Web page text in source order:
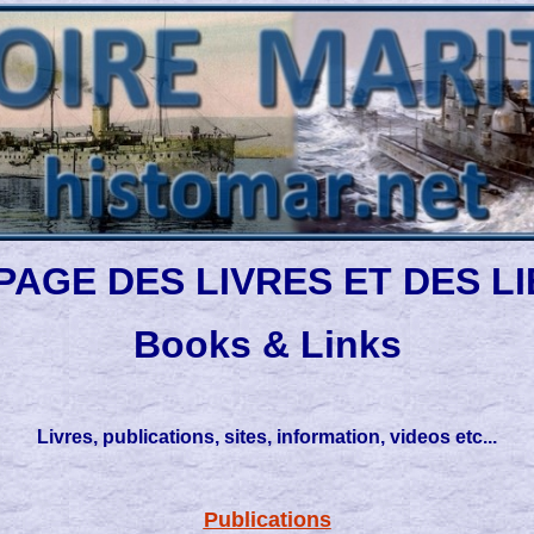
DES LIVRES ET DES
Books & Links
Livres, publications, sites, information, videos etc...
Publications